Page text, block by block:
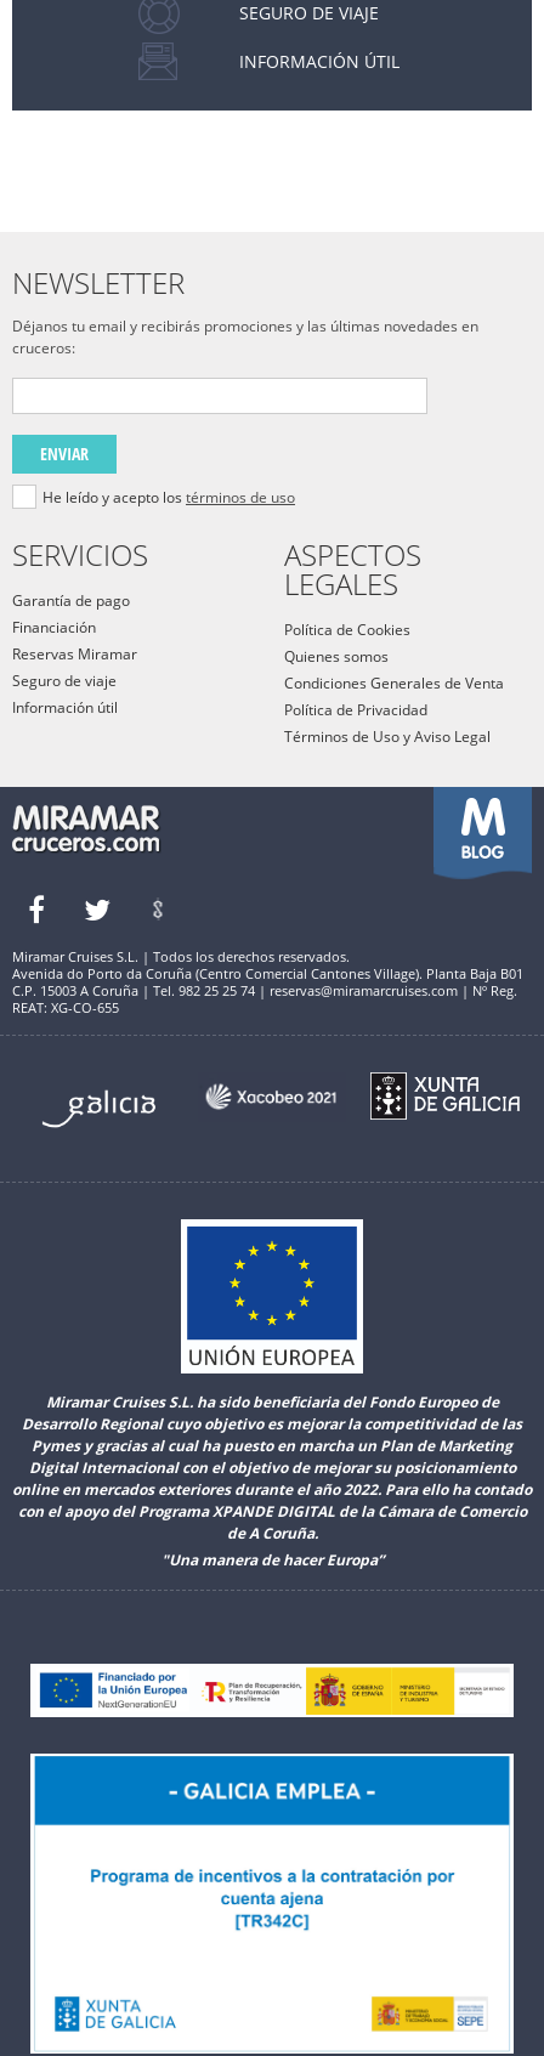
SEGURO DE VIAJE
INFORMACIÓN ÚTIL
NEWSLETTER
Déjanos tu email y recibirás promociones y las últimas novedades en
cruceros:
ENVIAR
He leído y acepto los términos de uso
SERVICIOS
Garantía de pago
Financiación
Reservas Miramar
Seguro de viaje
Información útil
ASPECTOS
LEGALES
Política de Cookies
Quienes somos
Condiciones Generales de Venta
Política de Privacidad
Términos de Uso y Aviso Legal
Miramar Cruises S.L. | Todos los derechos reservados.
Avenida do Porto da Coruña (Centro Comercial Cantones Village). Planta Baja B01
C.P. 15003 A Coruña | Tel. 982 25 25 74 | reservas@miramarcruises.com | Nº Reg.
REAT: XG-CO-655
Miramar Cruises S.L. ha sido beneficiaria del Fondo Europeo de
Desarrollo Regional cuyo objetivo es mejorar la competitividad de las
Pymes y gracias al cual ha puesto en marcha un Plan de Marketing
Digital Internacional con el objetivo de mejorar su posicionamiento
online en mercados exteriores durante el año 2022. Para ello ha contado
con el apoyo del Programa XPANDE DIGITAL de la Cámara de Comercio
de A Coruña.
"Una manera de hacer Europa”